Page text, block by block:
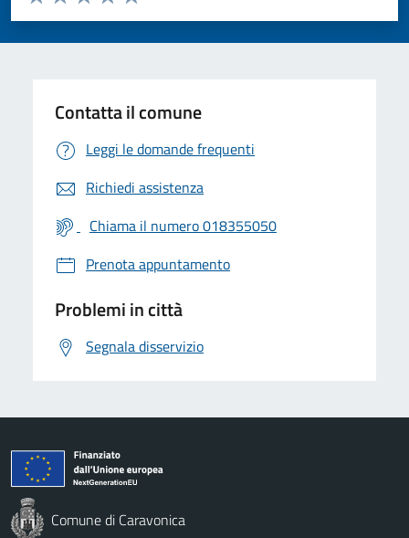
Valuta 5 stelle su 5
Valuta 4 stelle su 5
Valuta 3 stelle su 5
Valuta 2 stelle su 5
Valuta 1 stelle su 5
Contatta il comune
Leggi le domande frequenti
Richiedi assistenza
Chiama il numero 018355050
Prenota appuntamento
Problemi in città
Segnala disservizio
Comune di Caravonica